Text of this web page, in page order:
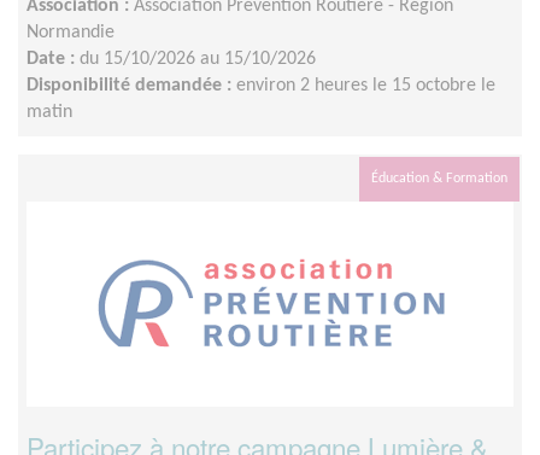
Association : Association Prévention Routière - Région
Normandie
Date : du 15/10/2026 au 15/10/2026
Disponibilité demandée : environ 2 heures le 15 octobre le
matin
Éducation & Formation
Participez à notre campagne Lumière &